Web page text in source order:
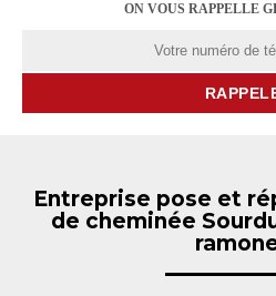
ON VOUS RAPPELLE
Entreprise pose et
de cheminée